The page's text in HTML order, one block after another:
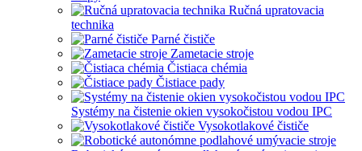
Ručná upratovacia
technika
Parné čističe
Zametacie stroje
Čistiaca chémia
Čistiace pady
Systémy na čistenie okien vysokočistou vodou IPC
Vysokotlakové čističe